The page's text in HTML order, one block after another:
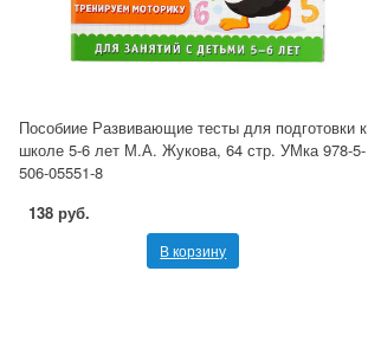
Пособиие Развивающие тесты для подготовки к
школе 5-6 лет М.А. Жукова, 64 стр. УМка 978-5-
506-05551-8
138 руб.
В корзину